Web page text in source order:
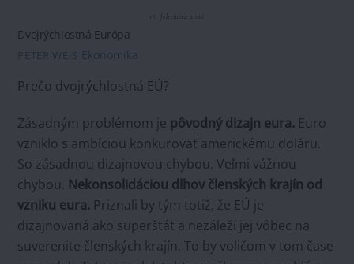
Dvojrýchlostná Európa
PETER WEIS Ekonomika
Prečo dvojrýchlostná EÚ?
Zásadným problémom je pôvodný dizajn eura. Euro
vzniklo s ambíciou konkurovať americkému doláru.
So zásadnou dizajnovou chybou. Veľmi vážnou
chybou. Nekonsolidáciou dlhov členských krajín od
vzniku eura. Priznali by tým totiž, že EÚ je
dizajnovaná ako superštát a nezáleží jej vôbec na
suverenite členských krajín. To by voličom v tom čase